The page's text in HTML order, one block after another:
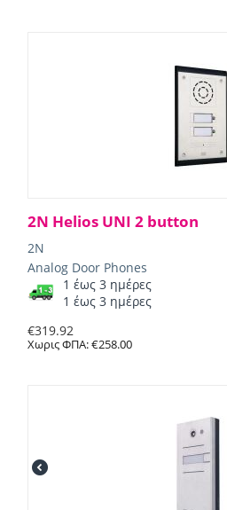
2N Helios UNI 2 button
2N
Analog Door Phones
1 έως 3 ημέρες
1 έως 3 ημέρες
€319.92
Χωρις ΦΠΑ:€258.00